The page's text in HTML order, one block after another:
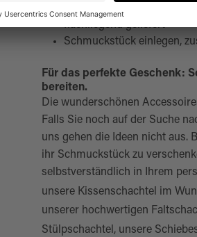
flachliegend geliefert
Schmuckstück einlegen,
Für das perfekte Geschenk:
bereiten.
Die wunderschönen
Falls Sie noch auf der Suche
uns gehen die Ideen nicht aus.
ihr Schmuckstück zu
selbstverständlich in Ihrem
unsere Kissenschachtel im
unserer hochwertigen
Stülpschachtel , unsere